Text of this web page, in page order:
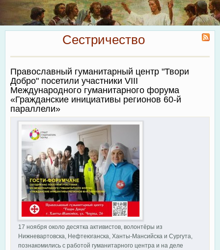
Сестричество
Православный гуманитарный центр "Твори
Добро" посетили участники VIII
Международного гуманитарного форума
«Гражданские инициативы регионов 60-й
параллели»
17 ноября около десятка активистов, волонтёры из
Нижневартовска, Нефтеюганска, Ханты-Мансийска и Сургута,
познакомились с работой гуманитарного центра и на деле